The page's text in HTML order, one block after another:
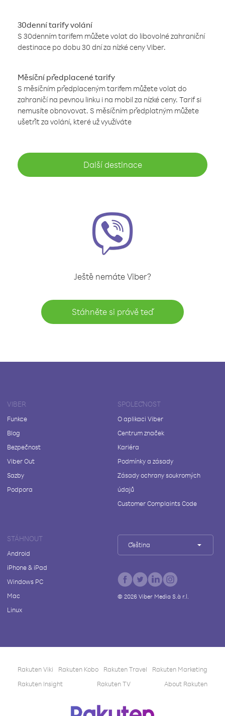
30denní tarify volání
S 30denním tarifem můžete volat do libovolné zahraniční
destinace po dobu 30 dní za nízké ceny Viber.
Měsíční předplacené tarify
S měsíčním předplaceným tarifem můžete volat do
zahraničí na pevnou linku i na mobil za nízké ceny. Tarif si
nemusíte obnovovat. S měsíčním předplatným můžete
ušetřit za volání, které už využíváte
Další destinace
Ještě nemáte Viber?
Stáhněte si právě teď
VIBER
Funkce
Blog
Bezpečnost
Viber Out
Sazby
Podpora
SPOLEČNOST
O aplikaci Viber
Centrum značek
Kariéra
Podmínky a zásady
Zásady ochrany soukromých
údajů
Customer Complaints Code
STÁHNOUT
Android
iPhone & iPad
Windows PC
Mac
Linux
Čeština
© 2026Viber Media S.à r.l.
Rakuten Viki Rakuten Kobo Rakuten Travel
Rakuten Marketing
Rakuten Insight
Rakuten TV About Rakuten